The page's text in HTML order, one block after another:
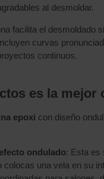
al desmoldar.
facilita el desmoldado
curvas
continuos.
es la mejor
epoxi con diseño
ondulado: Esta es
una vela en su